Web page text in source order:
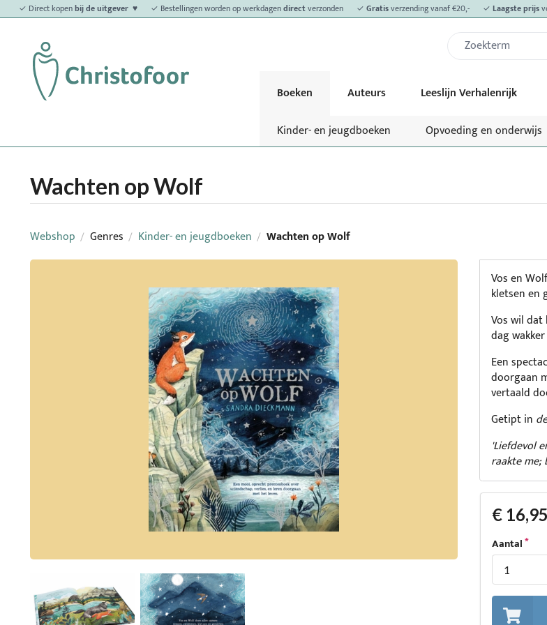
✓ Direct kopenbij de uitgever ♥ ✓ Bestellingen worden op werkdagendirectverzonden ✓ Gratisverzending vanaf €20,- ✓ Laagste prijs
Boeken Auteurs
Leeslijn Verhalenrijk
Kinder- en jeugdboeken
Opvoeding en onderwijs
Wachten op Wolf
Webshop / Genres / Kinder- en jeugdboeken / Wachten op Wolf
Vos en
kletsen en
Vos wil
dag
Een
doorgaan
vertaald
Getipt in
'Liefdevol
raakte me;
€ 16,95
Aantal